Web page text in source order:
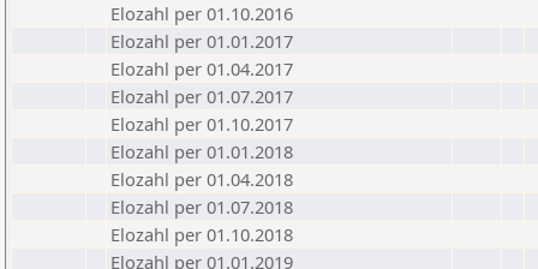
Elozahl per 01.10.2016
Elozahl per 01.01.2017
Elozahl per 01.04.2017
Elozahl per 01.07.2017
Elozahl per 01.10.2017
Elozahl per 01.01.2018
Elozahl per 01.04.2018
Elozahl per 01.07.2018
Elozahl per 01.10.2018
Elozahl per 01.01.2019